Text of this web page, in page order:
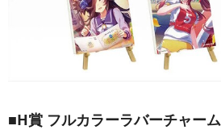
■H賞 フルカラーラバーチャーム